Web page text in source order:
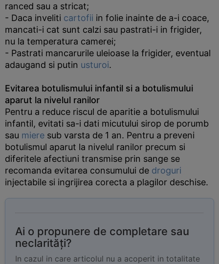
ranced sau a stricat;
- Daca inveliti cartofii in folie inainte de a-i coace,
mancati-i cat sunt calzi sau pastrati-i in frigider,
nu la temperatura camerei;
- Pastrati mancarurile uleioase la frigider, eventual
adaugand si putin usturoi.
Evitarea botulismului infantil si a botulismului
aparut la nivelul ranilor
Pentru a reduce riscul de aparitie a botulismului
infantil, evitati sa-i dati micutului sirop de porumb
sau miere sub varsta de 1 an. Pentru a preveni
botulismul aparut la nivelul ranilor precum si
diferitele afectiuni transmise prin sange se
recomanda evitarea consumului de droguri
injectabile si ingrijirea corecta a plagilor deschise.
Ai o propunere de completare sau
neclarități?
In cazul in care articolul nu a acoperit in totalitate